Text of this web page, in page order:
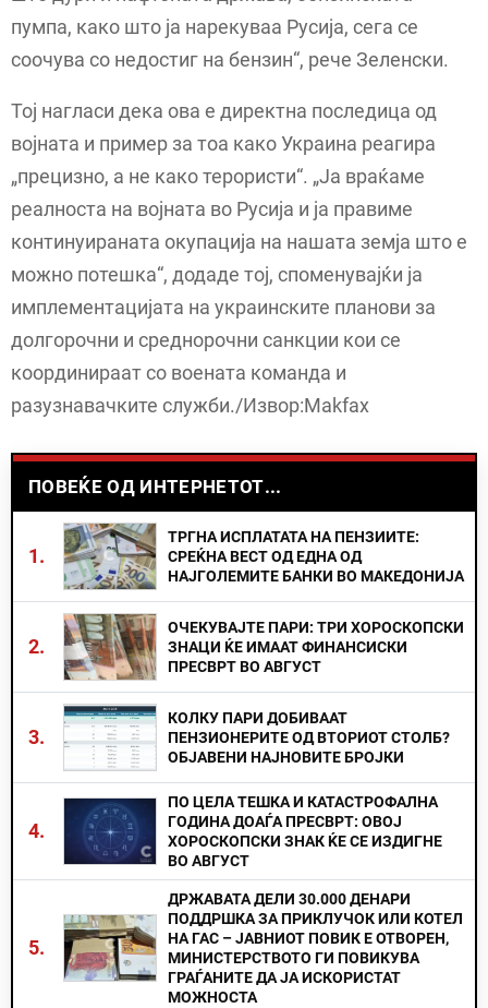
пумпа, како што ја нарекуваа Русија, сега се
соочува со недостиг на бензин“, рече Зеленски.
Тој нагласи дека ова е директна последица од
војната и пример за тоа како Украина реагира
„прецизно, а не како терористи“. „Ја враќаме
реалноста на војната во Русија и ја правиме
континуираната окупација на нашата земја што е
можно потешка“, додаде тој, споменувајќи ја
имплементацијата на украинските планови за
долгорочни и среднорочни санкции кои се
координираат со воената команда и
разузнавачките служби./Извор:Makfax
ПОВЕЌЕ ОД ИНТЕРНЕТОТ...
1.
ТРГНА ИСПЛАТАТА НА ПЕНЗИИТЕ:
СРЕЌНА ВЕСТ ОД ЕДНА ОД
НАЈГОЛЕМИТЕ БАНКИ ВО МАКЕДОНИЈА
2.
ОЧЕКУВАЈТЕ ПАРИ: ТРИ ХОРОСКОПСКИ
ЗНАЦИ ЌЕ ИМААТ ФИНАНСИСКИ
ПРЕСВРТ ВО АВГУСТ
3.
КОЛКУ ПАРИ ДОБИВААТ
ПЕНЗИОНЕРИТЕ ОД ВТОРИОТ СТОЛБ?
ОБЈАВЕНИ НАЈНОВИТЕ БРОЈКИ
4.
ПО ЦЕЛА ТЕШКА И КАТАСТРОФАЛНА
ГОДИНА ДОАЃА ПРЕСВРТ: ОВОЈ
ХОРОСКОПСКИ ЗНАК ЌЕ СЕ ИЗДИГНЕ
ВО АВГУСТ
5.
ДРЖАВАТА ДЕЛИ 30.000 ДЕНАРИ
ПОДДРШКА ЗА ПРИКЛУЧОК ИЛИ КОТЕЛ
НА ГАС – ЈАВНИОТ ПОВИК Е ОТВОРЕН,
МИНИСТЕРСТВОТО ГИ ПОВИКУВА
ГРАЃАНИТЕ ДА ЈА ИСКОРИСТАТ
МОЖНОСТА